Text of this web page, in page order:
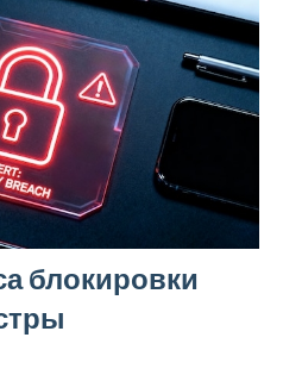
блокировки